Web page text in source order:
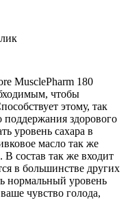
MusclePharm 180
чтобы
этому, так
здорового
уровень сахара в
масло так же
В состав так же входит
в большинстве других
нормальный уровень
чувство голода,